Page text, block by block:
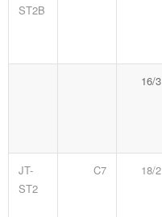
ST2B
16/3
JT-
ST2
C7 18/2